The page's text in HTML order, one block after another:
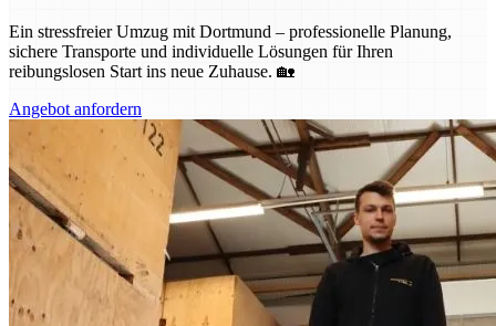
Ein stressfreier Umzug mit Dortmund – professionelle Planung,
sichere Transporte und individuelle Lösungen für Ihren
reibungslosen Start ins neue Zuhause. 🏡
Angebot anfordern